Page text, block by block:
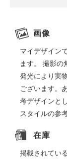
画像
マイデザイン
ます。 撮影
発光により実
ございます。
考デザインと
スタイルの参
在庫
掲載されてい